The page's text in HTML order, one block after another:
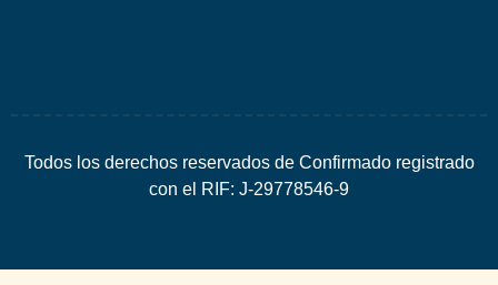
Todos los derechos reservados de Confirmado registrado
con el RIF: J-29778546-9